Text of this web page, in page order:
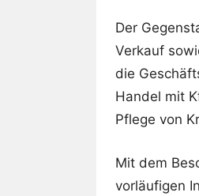
Der
Verkauf
die
Handel mit
Pflege von
Mit dem
vorläufigen